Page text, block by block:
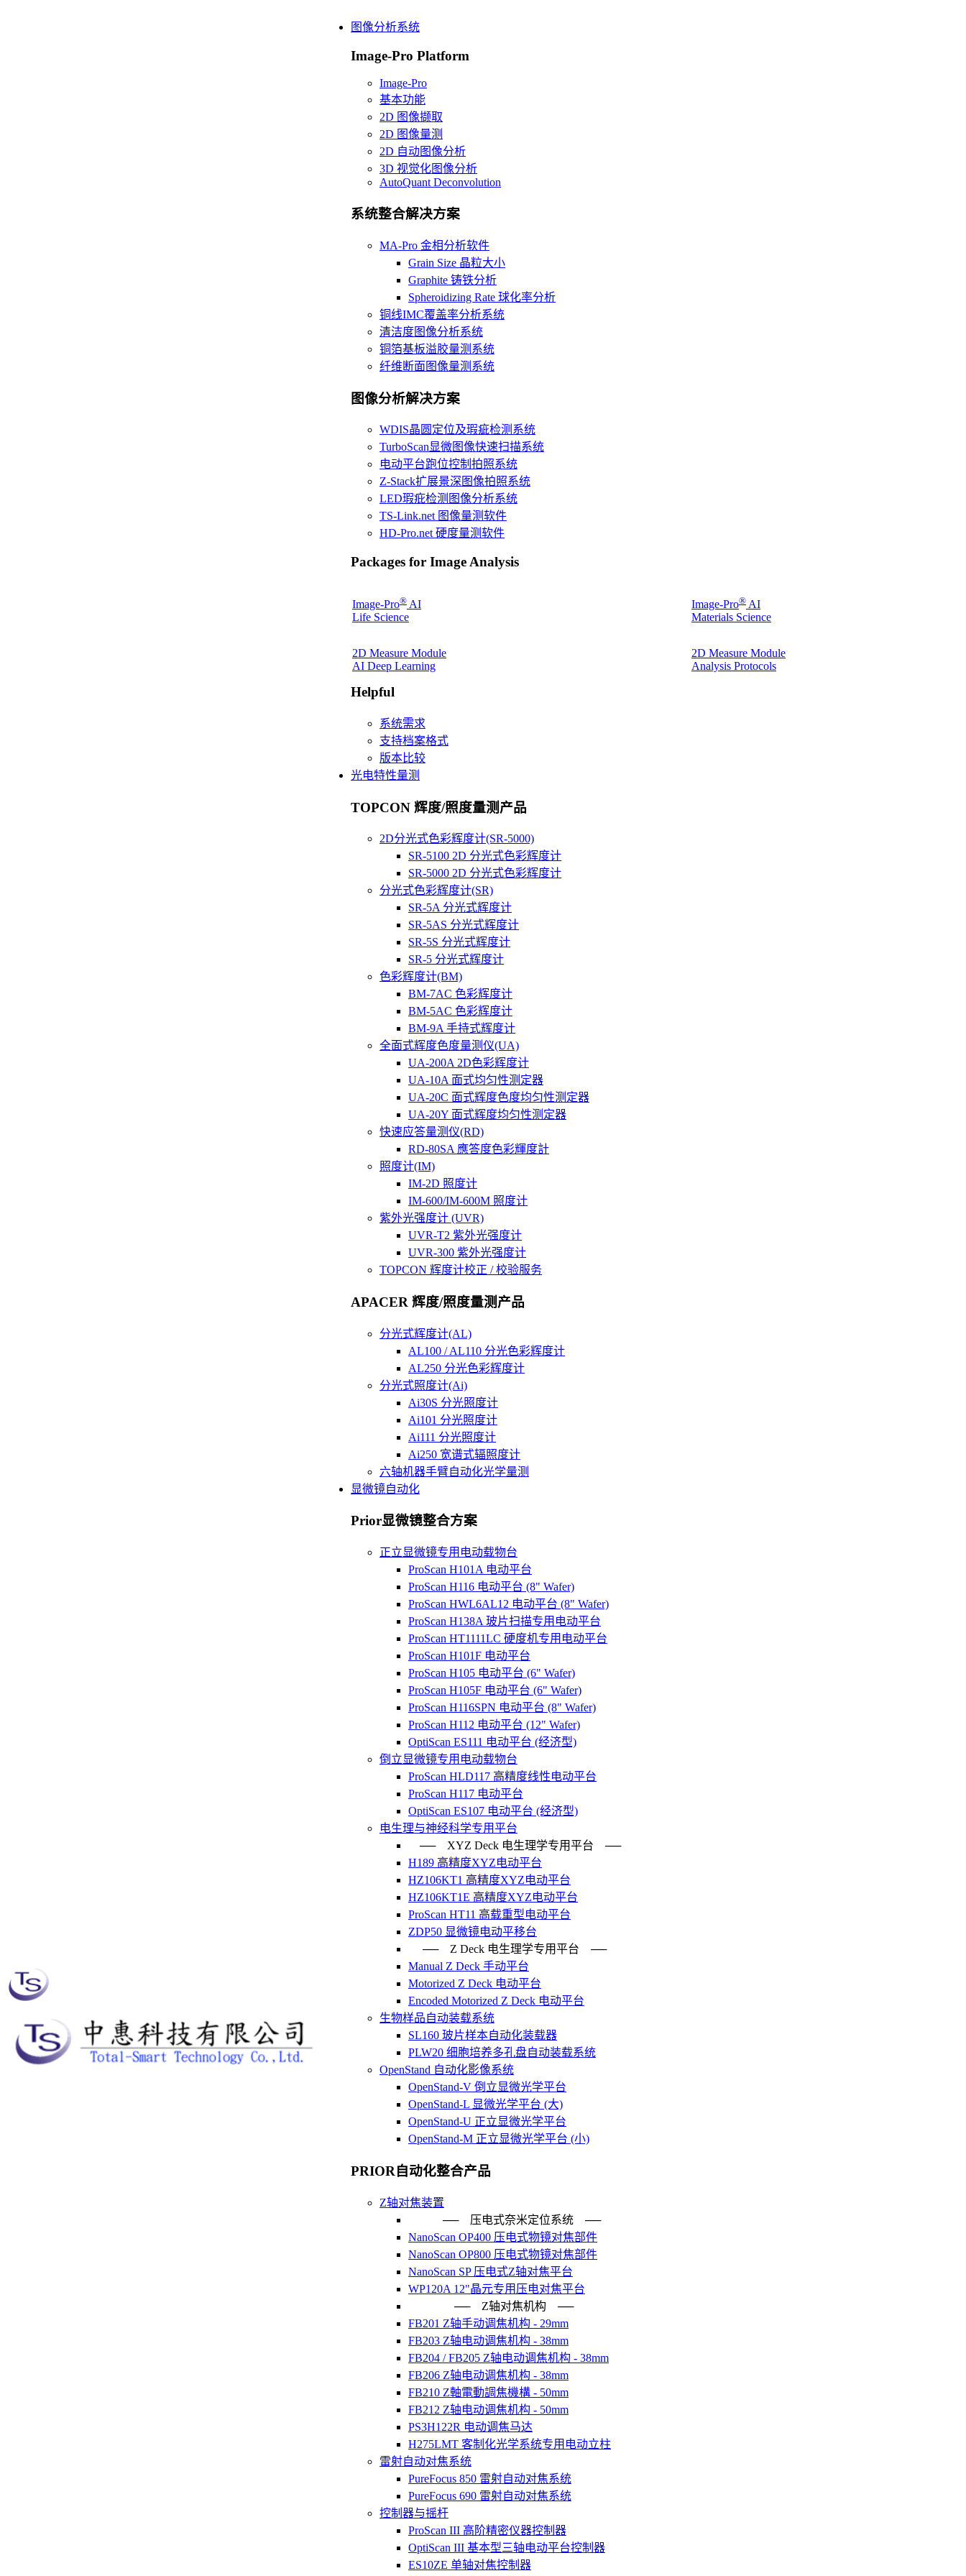
图像分析系统
Image-Pro Platform
Image-Pro
基本功能
2D 图像撷取
2D 图像量测
2D 自动图像分析
3D 视觉化图像分析
AutoQuant Deconvolution
系统整合解决方案
MA-Pro 金相分析软件
Grain Size 晶粒大小
Graphite 铸铁分析
Spheroidizing Rate 球化率分析
铜线IMC覆盖率分析系统
清洁度图像分析系统
铜箔基板溢胶量测系统
纤维断面图像量测系统
图像分析解决方案
WDIS晶圆定位及瑕疵检测系统
TurboScan显微图像快速扫描系统
电动平台跑位控制拍照系统
Z-Stack扩展景深图像拍照系统
LED瑕疪检测图像分析系统
TS-Link.net 图像量测软件
HD-Pro.net 硬度量测软件
Packages for Image Analysis
Image-Pro® AI
Life Science
Image-Pro® AI
Materials Science
2D Measure Module
AI Deep Learning
2D Measure Module
Analysis Protocols
Helpful
系统需求
支持档案格式
版本比较
光电特性量测
TOPCON 辉度/照度量测产品
2D分光式色彩辉度计(SR-5000)
SR-5100 2D 分光式色彩辉度计
SR-5000 2D 分光式色彩辉度计
分光式色彩辉度计(SR)
SR-5A 分光式辉度计
SR-5AS 分光式辉度计
SR-5S 分光式辉度计
SR-5 分光式辉度计
色彩辉度计(BM)
BM-7AC 色彩辉度计
BM-5AC 色彩辉度计
BM-9A 手持式辉度计
全面式辉度色度量测仪(UA)
UA-200A 2D色彩辉度计
UA-10A 面式均匀性测定器
UA-20C 面式辉度色度均匀性测定器
UA-20Y 面式辉度均匀性测定器
快速应答量测仪(RD)
RD-80SA 應答度色彩輝度計
照度计(IM)
IM-2D 照度计
IM-600/IM-600M 照度计
紫外光强度计 (UVR)
UVR-T2 紫外光强度计
UVR-300 紫外光强度计
TOPCON 辉度计校正 / 校验服务
APACER 辉度/照度量测产品
分光式辉度计(AL)
AL100 / AL110 分光色彩辉度计
AL250 分光色彩辉度计
分光式照度计(Ai)
Ai30S 分光照度计
Ai101 分光照度计
Ai111 分光照度计
Ai250 宽谱式辐照度计
六轴机器手臂自动化光学量测
显微镜自动化
Prior显微镜整合方案
正立显微镜专用电动载物台
ProScan H101A 电动平台
ProScan H116 电动平台 (8" Wafer)
ProScan HWL6AL12 电动平台 (8" Wafer)
ProScan H138A 玻片扫描专用电动平台
ProScan HT1111LC 硬度机专用电动平台
ProScan H101F 电动平台
ProScan H105 电动平台 (6" Wafer)
ProScan H105F 电动平台 (6" Wafer)
ProScan H116SPN 电动平台 (8" Wafer)
ProScan H112 电动平台 (12" Wafer)
OptiScan ES111 电动平台 (经济型)
倒立显微镜专用电动载物台
ProScan HLD117 高精度线性电动平台
ProScan H117 电动平台
OptiScan ES107 电动平台 (经济型)
电生理与神经科学专用平台
── XYZ Deck 电生理学专用平台 ──
H189 高精度XYZ电动平台
HZ106KT1 高精度XYZ电动平台
HZ106KT1E 高精度XYZ电动平台
ProScan HT11 高载重型电动平台
ZDP50 显微镜电动平移台
── Z Deck 电生理学专用平台 ──
Manual Z Deck 手动平台
Motorized Z Deck 电动平台
Encoded Motorized Z Deck 电动平台
生物样品自动装载系统
SL160 玻片样本自动化装载器
PLW20 细胞培养多孔盘自动装载系统
OpenStand 自动化影像系统
OpenStand-V 倒立显微光学平台
OpenStand-L 显微光学平台 (大)
OpenStand-U 正立显微光学平台
OpenStand-M 正立显微光学平台 (小)
PRIOR自动化整合产品
Z轴对焦装置
── 压电式奈米定位系统 ──
NanoScan OP400 压电式物镜对焦部件
NanoScan OP800 压电式物镜对焦部件
NanoScan SP 压电式Z轴对焦平台
WP120A 12"晶元专用压电对焦平台
── Z轴对焦机构 ──
FB201 Z轴手动调焦机构 - 29mm
FB203 Z轴电动调焦机构 - 38mm
FB204 / FB205 Z轴电动调焦机构 - 38mm
FB206 Z轴电动调焦机构 - 38mm
FB210 Z軸電動調焦機構 - 50mm
FB212 Z轴电动调焦机构 - 50mm
PS3H122R 电动调焦马达
H275LMT 客制化光学系统专用电动立柱
雷射自动对焦系统
PureFocus 850 雷射自动对焦系统
PureFocus 690 雷射自动对焦系统
控制器与摇杆
ProScan III 高阶精密仪器控制器
OptiScan III 基本型三轴电动平台控制器
ES10ZE 单轴对焦控制器